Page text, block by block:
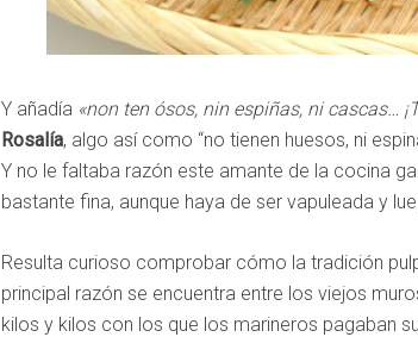
Y añadía «non ten ósos, nin espiñas, ni cascas…
Rosalía, algo así como “no tienen huesos, ni
Y no le faltaba razón este amante de la cocina
bastante fina, aunque haya de ser vapuleada y
Resulta curioso comprobar cómo la tradición
principal razón se encuentra entre los viejos
kilos y kilos con los que los marineros pagaban